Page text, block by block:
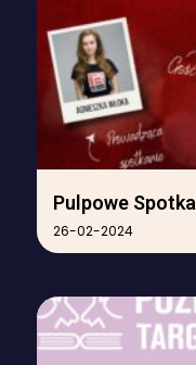
Pulpowe
26-02-2024